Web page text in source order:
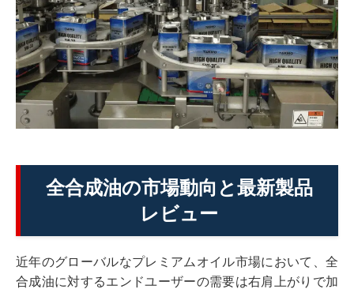
全合成油の市場動向と最新製品
レビュー
近年のグローバルなプレミアムオイル市場において、全
合成油に対するエンドユーザーの需要は右肩上がりで加